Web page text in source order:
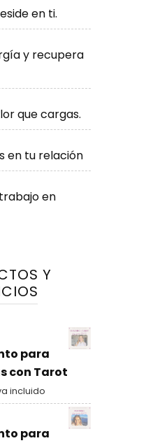
en ti.
y recupera
que cargas.
en tu relación
en
Y
para
con Tarot
incluido
para